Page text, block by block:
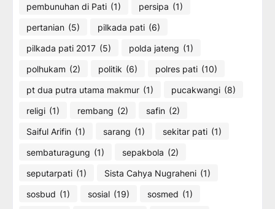
pembunuhan di Pati (1) persipa (1)
pertanian (5) pilkada pati (6)
pilkada pati 2017 (5) polda jateng (1)
polhukam (2) politik (6) polres pati (10)
pt dua putra utama makmur (1) pucakwangi (8)
religi (1) rembang (2) safin (2)
Saiful Arifin (1) sarang (1) sekitar pati (1)
sembaturagung (1) sepakbola (2)
seputarpati (1) Sista Cahya Nugraheni (1)
sosbud (1) sosial (19) sosmed (1)